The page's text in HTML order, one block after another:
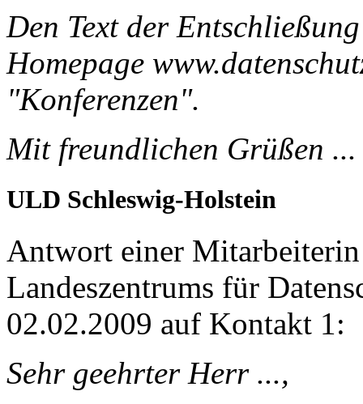
Den Text der
Homepage
"Konferenzen".
Mit freundlichen Grüßen ...
ULD Schleswig-Holstein
Antwort einer Mitarbeiterin
Landeszentrums für
02.02.2009 auf Kontakt 1:
Sehr geehrter Herr ...,